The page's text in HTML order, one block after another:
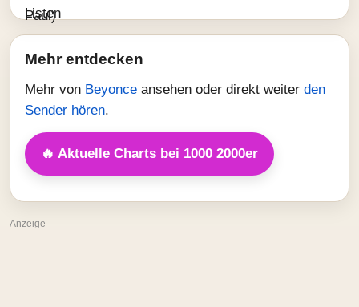
Mehr entdecken
Mehr von Beyonce ansehen oder direkt weiter den
Sender hören.
🔥 Aktuelle Charts bei 1000 2000er
Anzeige